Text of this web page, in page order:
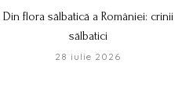
Din flora sălbatică a României: crinii
sălbatici
28 iulie 2026